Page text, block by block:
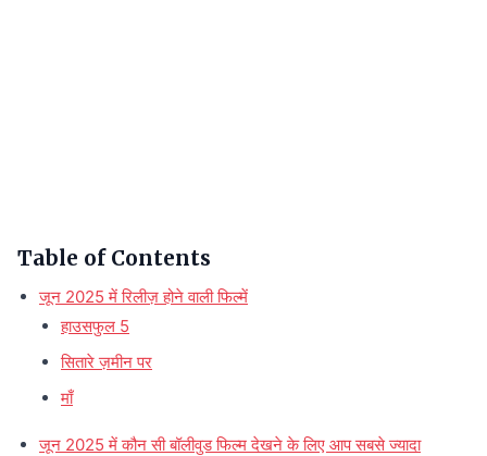
Table of Contents
जून 2025 में रिलीज़ होने वाली फिल्में
हाउसफुल 5
सितारे ज़मीन पर
माँ
जून 2025 में कौन सी बॉलीवुड फिल्म देखने के लिए आप सबसे ज्यादा